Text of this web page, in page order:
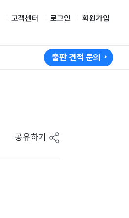
고객센터 로그인 회원가입
출판 견적 문의
공유하기